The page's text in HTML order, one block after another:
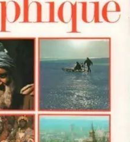
Guide d'achatÉducation et